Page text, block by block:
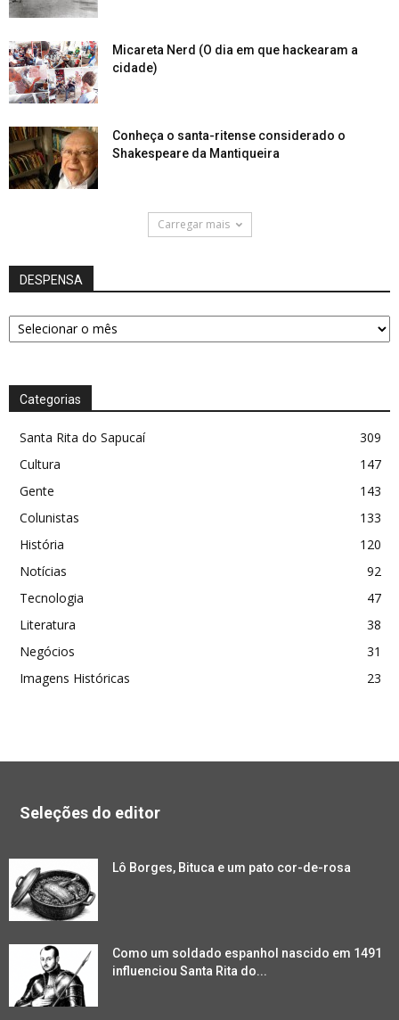
Micareta Nerd (O dia em que hackearam a
cidade)
Conheça o santa-ritense considerado o
Shakespeare da Mantiqueira
Carregar mais
DESPENSA
DESPENSA
Categorias
Santa Rita do Sapucaí
309
Cultura
147
Gente
143
Colunistas
133
História
120
Notícias
92
Tecnologia
47
Literatura
38
Negócios
31
Imagens Históricas
23
Seleções do editor
Lô Borges, Bituca e um pato cor-de-rosa
Como um soldado espanhol nascido em 1491
influenciou Santa Rita do...